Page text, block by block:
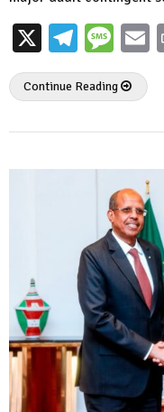
X
Continue Reading